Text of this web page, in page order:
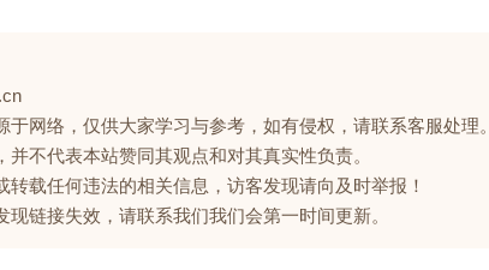
网络，仅供大家学习与参考，如有侵权，请联系客服处理。
不代表本站赞同其观点和对其真实性负责。
载任何违法的相关信息，访客发现请向及时举报！
链接失效，请联系我们我们会第一时间更新。